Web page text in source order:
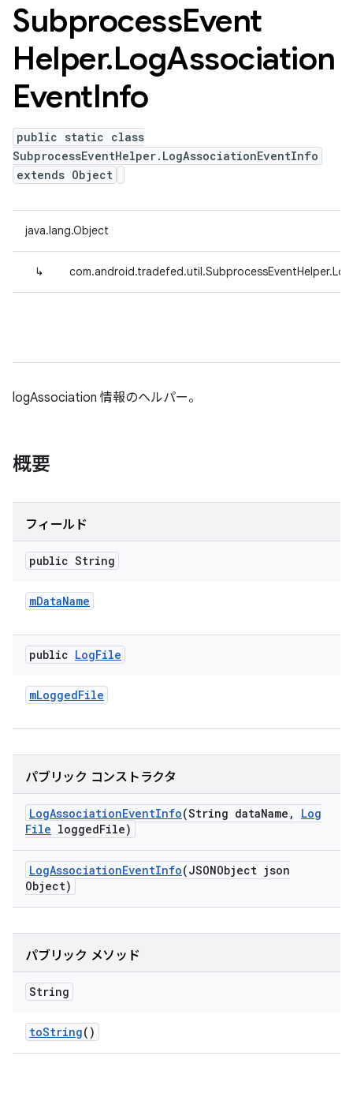
SubprocessEvent
Helper.LogAssociation
EventInfo
public static class
SubprocessEventHelper.LogAssociationEventInfo
extends Object
java.lang.Object
↳
logAssociation 情報のヘルパー。
概要
フィールド
public String
mDataName
public LogFile
mLoggedFile
パブリック コンストラクタ
LogAssociationEventInfo(String dataName ,
Log
File loggedFile)
LogAssociationEventInfo(JSONObject json
Object)
パブリック メソッド
String
toString()